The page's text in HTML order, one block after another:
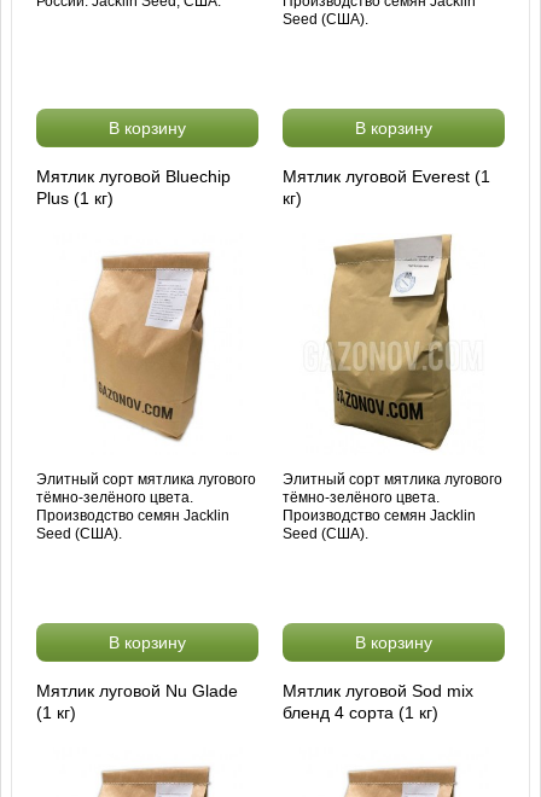
В корзину
Seed (США).
В корзину
Мятлик луговой Bluechip
Plus (1 кг)
Элитный сорт мятлика лугового
тёмно-зелёного цвета.
Производство семян Jacklin
Seed (США).
В корзину
Мятлик луговой Everest (1
кг)
Элитный сорт мятлика лугового
тёмно-зелёного цвета.
Производство семян Jacklin
Seed (США).
В корзину
Мятлик луговой Nu Glade
(1 кг)
Мятлик луговой Sod mix
бленд 4 сорта (1 кг)